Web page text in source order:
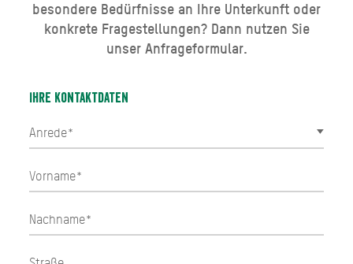
besondere Bedürfnisse an Ihre Unterkunft oder
konkrete Fragestellungen? Dann nutzen Sie
unser Anfrageformular.
Ihre Kontaktdaten